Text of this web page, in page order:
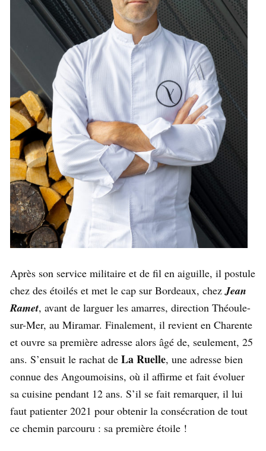
Après son service militaire et de fil en aiguille, il postule
chez des étoilés et met le cap sur Bordeaux, chez Jean
Ramet, avant de larguer les amarres, direction Théoule-
sur-Mer, au Miramar. Finalement, il revient en Charente
et ouvre sa première adresse alors âgé de, seulement, 25
ans. S’ensuit le rachat de La Ruelle, une adresse bien
connue des Angoumoisins, où il affirme et fait évoluer
sa cuisine pendant 12 ans. S’il se fait remarquer, il lui
faut patienter 2021 pour obtenir la consécration de tout
ce chemin parcouru : sa première étoile !